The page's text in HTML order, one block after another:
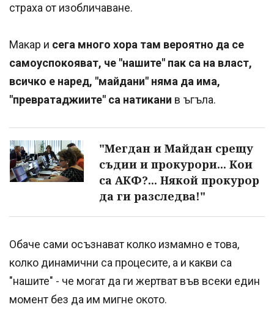
страха от изобличаване.
Макар и сега много хора там вероятно да се
самоуспокояват, че "нашите" пак са на власт,
всичко е наред, "майдани" няма да има,
"превратаджиите" са натикани в ъгъла.
"Мегдан и Майдан срещу
съдии и прокурори... Кои
са АКФ?... Някой прокурор
да ги разследва!"
Обаче сами осъзнават колко измамно е това,
колко динамични са процесите, а и какви са
"нашите" - че могат да ги жертват във всеки един
момент без да им мигне окото.